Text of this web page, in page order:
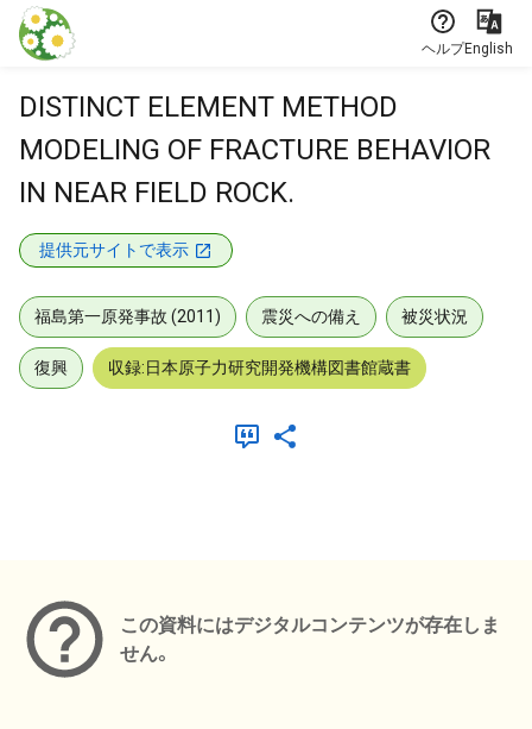
本文に飛ぶ
ヘルプEnglish
DISTINCT ELEMENT METHOD
MODELING OF FRACTURE BEHAVIOR
IN NEAR FIELD ROCK.
提供元サイトで表示
福島第一原発事故 (2011) 震災への備え 被災状況
復興 収録:日本原子力研究開発機構図書館蔵書
この資料にはデジタルコンテンツが存在しま
せん。